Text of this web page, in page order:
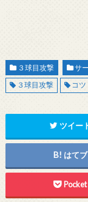
３球目攻撃 サ
３球目攻撃
コツ
ツイー
はてブ
Pocket